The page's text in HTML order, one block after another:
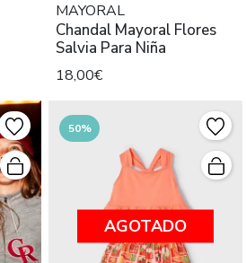
MAYORAL
Chandal Mayoral Flores
Salvia Para Niña
18,00€
50%
AGOTADO